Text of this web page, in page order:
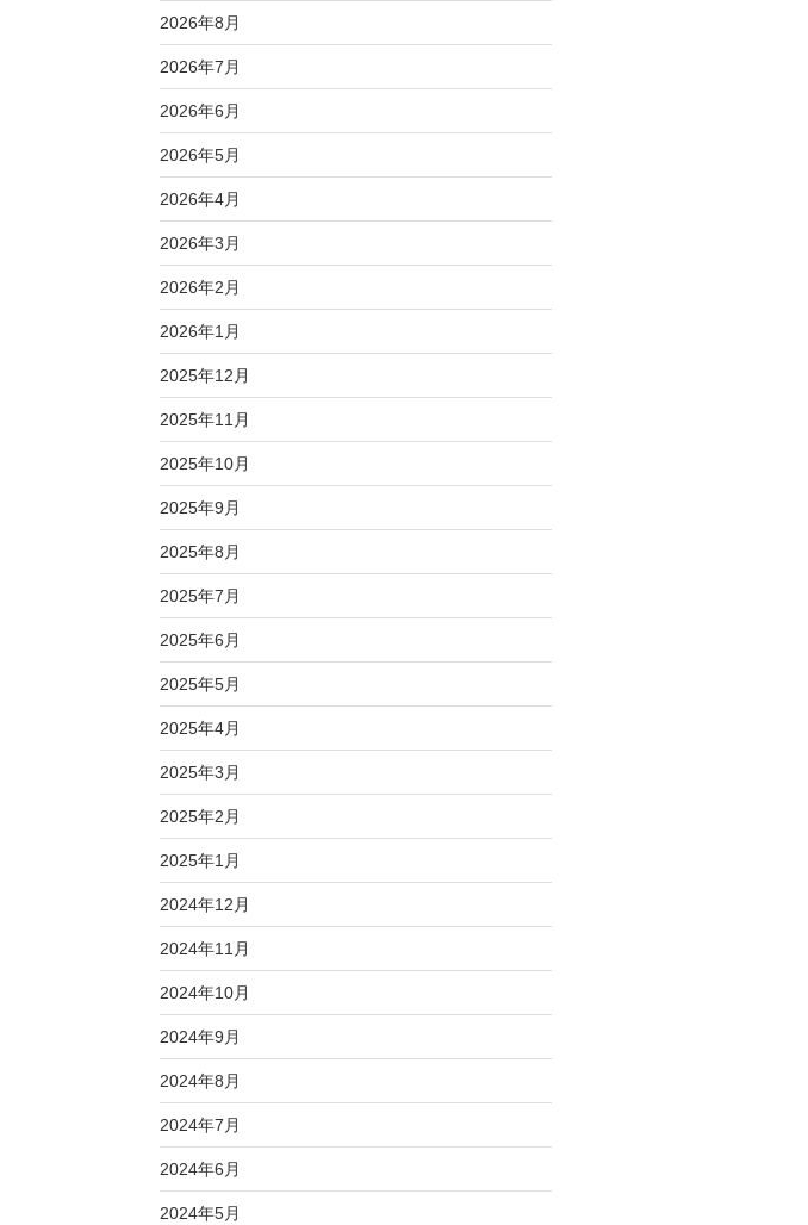
2026年8月
2026年7月
2026年6月
2026年5月
2026年4月
2026年3月
2026年2月
2026年1月
2025年12月
2025年11月
2025年10月
2025年9月
2025年8月
2025年7月
2025年6月
2025年5月
2025年4月
2025年3月
2025年2月
2025年1月
2024年12月
2024年11月
2024年10月
2024年9月
2024年8月
2024年7月
2024年6月
2024年5月